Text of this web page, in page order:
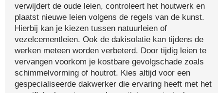
verwijdert de oude leien, controleert het houtwerk en
plaatst nieuwe leien volgens de regels van de kunst.
Hierbij kan je kiezen tussen natuurleien of
vezelcementleien. Ook de dakisolatie kan tijdens de
werken meteen worden verbeterd. Door tijdig leien te
vervangen voorkom je kostbare gevolgschade zoals
schimmelvorming of houtrot. Kies altijd voor een
gespecialiseerde dakwerker die ervaring heeft met het